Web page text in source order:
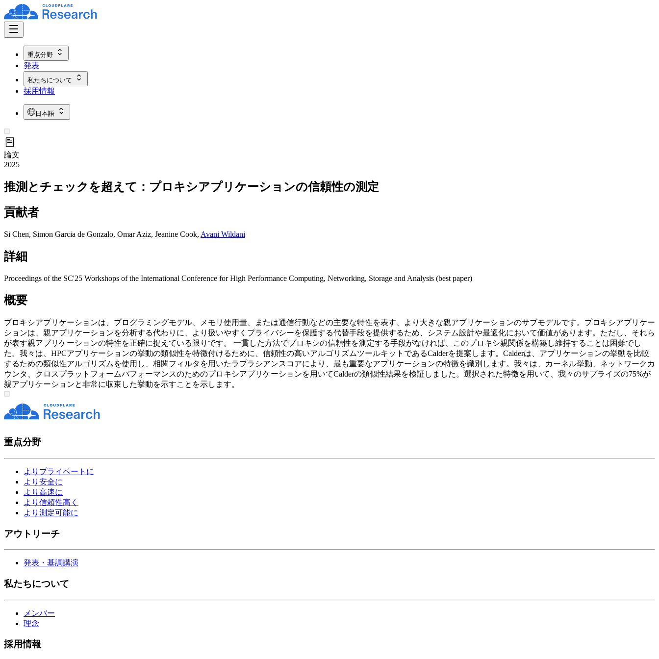
重点分野
発表
私たちについて
採用情報
日本語
論文
2025
推測とチェックを超えて：プロキシアプリケーションの信頼性の測定
貢献者
Si Chen, Simon Garcia de Gonzalo, Omar Aziz, Jeanine Cook, Avani Wildani
詳細
Proceedings of the SC'25 Workshops of the International Conference for High Performance Computing, Networking, Storage and Analysis (best paper)
概要
プロキシアプリケーションは、プログラミングモデル、メモリ使用量、または通信行動などの主要な特性を表す、より大きな親アプリケーションのサブモデルです。プロキシアプリケー
ションは、親アプリケーションを分析する代わりに、より扱いやすくプライバシーを保護する代替手段を提供するため、システム設計や最適化において価値があります。ただし、それら
が表す親アプリケーションの特性を正確に捉えている限りです。 一貫した方法でプロキシの信頼性を測定する手段がなければ、このプロキシ親関係を構築し維持することは困難でし
た。我々は、HPCアプリケーションの挙動の類似性を特徴付けるために、信頼性の高いアルゴリズムツールキットであるCalderを提案します。Calderは、アプリケーションの挙動を比較
するための類似性アルゴリズムを使用し、相関フィルタを用いたラプラシアンスコアにより、最も重要なアプリケーションの特徴を識別します。我々は、カーネル挙動、ネットワークカ
ウンタ、クロスプラットフォームパフォーマンスのためのプロキシアプリケーションを用いてCalderの類似性結果を検証しました。選択された特徴を用いて、我々のサプライズの75%が
親アプリケーションと非常に収束した挙動を示すことを示します。
重点分野
よりプライベートに
より安全に
より高速に
より信頼性高く
より測定可能に
アウトリーチ
発表・基調講演
私たちについて
メンバー
理念
採用情報